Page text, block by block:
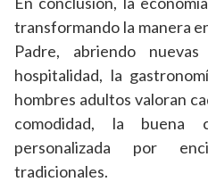
transformando la manera
Padre, abriendo
hospitalidad, la
hombres adultos valoran
comodidad, la buena
personalizada por
tradicionales.